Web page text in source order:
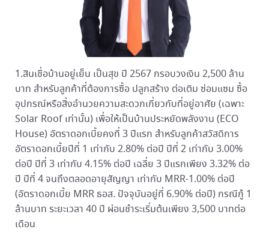
1.สินเชื่อบ้านอยู่เย็น เป็นสุข ปี 2567 กรอบวงเงิน 2,500 ล้าน
บาท สำหรับลูกค้าที่ต้องการซื้อ ปลูกสร้าง ต่อเติม ซ่อมแซม ซื้อ
อุปกรณ์หรือสิ่งอำนวยความสะดวกเกี่ยวกับที่อยู่อาศัย (เฉพาะ
Solar Roof เท่านั้น) เพื่อให้เป็นบ้านประหยัดพลังงาน (ECO
House) อัตราดอกเบี้ยคงที่ 3 ปีแรก สำหรับลูกค้าสวัสดิการ
อัตราดอกเบี้ยปีที่ 1 เท่ากับ 2.80% ต่อปี ปีที่ 2 เท่ากับ 3.00%
ต่อปี ปีที่ 3 เท่ากับ 4.15% ต่อปี เฉลี่ย 3 ปีแรกเพียง 3.32% ต่อ
ปี ปีที่ 4 จนถึงตลอดอายุสัญญา เท่ากับ MRR-1.00% ต่อปี
(อัตราดอกเบี้ย MRR ธอส. ปัจจุบันอยู่ที่ 6.90% ต่อปี) กรณีกู้ 1
ล้านบาท ระยะเวลา 40 ปี ผ่อนชำระเริ่มต้นเพียง 3,500 บาทต่อ
เดือน